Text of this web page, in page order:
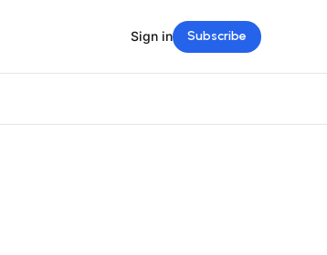
Sign in Subscribe